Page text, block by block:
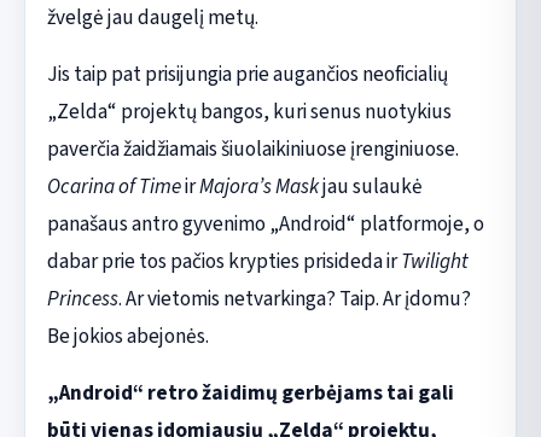
žvelgė jau daugelį metų.
Jis taip pat prisijungia prie augančios neoficialių
„Zelda“ projektų bangos, kuri senus nuotykius
paverčia žaidžiamais šiuolaikiniuose įrenginiuose.
Ocarina of TimeirMajora’s Maskjau sulaukė
panašaus antro gyvenimo „Android“ platformoje, o
dabar prie tos pačios krypties prisideda irTwilight
Princess. Ar vietomis netvarkinga? Taip. Ar įdomu?
Be jokios abejonės.
„Android“ retro žaidimų gerbėjams tai gali
būti vienas įdomiausių „Zelda“ projektų,